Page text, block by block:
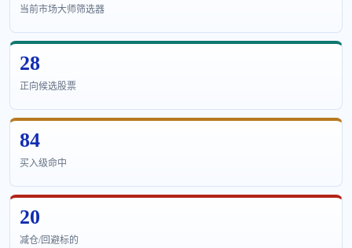
当前市场大师筛选器
28
正向候选股票
84
买入级命中
20
减仓/回避标的